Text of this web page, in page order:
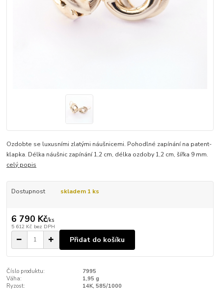
Ozdobte se luxusními zlatými náušnicemi. Pohodlné zapínání na patent-
klapka. Délka náušnic zapínání 1,2 cm, délka ozdoby 1,2 cm, šířka 9 mm.
celý popis
Dostupnost skladem 1 ks
6 790 Kč/ks
5 612 Kč bez DPH
Přidat do košíku
Číslo produktu:
7995
Váha:
1,95 g
Ryzost:
14K, 585/1000